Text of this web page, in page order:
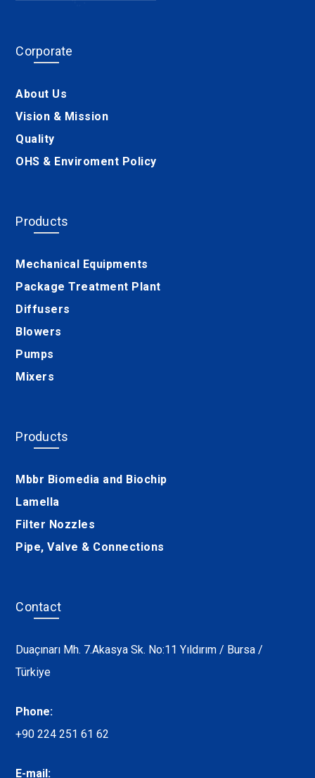
Corporate
About Us
Vision & Mission
Quality
OHS & Enviroment Policy
Products
Mechanical Equipments
Package Treatment Plant
Diffusers
Blowers
Pumps
Mixers
Products
Mbbr Biomedia and Biochip
Lamella
Filter Nozzles
Pipe, Valve & Connections
Contact
Duaçınarı Mh. 7.Akasya Sk. No:11 Yıldırım / Bursa /
Türkiye
Phone:
+90 224 251 61 62
E-mail: